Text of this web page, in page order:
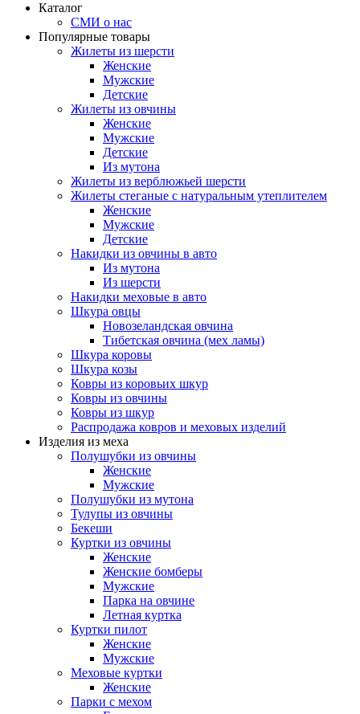
Каталог
СМИ о нас
Популярные товары
Жилеты из шерсти
Женские
Мужские
Детские
Жилеты из овчины
Женские
Мужские
Детские
Из мутона
Жилеты из верблюжьей шерсти
Жилеты стеганые с натуральным утеплителем
Женские
Мужские
Детские
Накидки из овчины в авто
Из мутона
Из шерсти
Накидки меховые в авто
Шкура овцы
Новозеландская овчина
Тибетская овчина (мех ламы)
Шкура коровы
Шкура козы
Ковры из коровьих шкур
Ковры из овчины
Ковры из шкур
Распродажа ковров и меховых изделий
Изделия из меха
Полушубки из овчины
Женские
Мужские
Полушубки из мутона
Тулупы из овчины
Бекеши
Куртки из овчины
Женские
Женские бомберы
Мужские
Парка на овчине
Летная куртка
Куртки пилот
Женские
Мужские
Меховые куртки
Женские
Парки с мехом